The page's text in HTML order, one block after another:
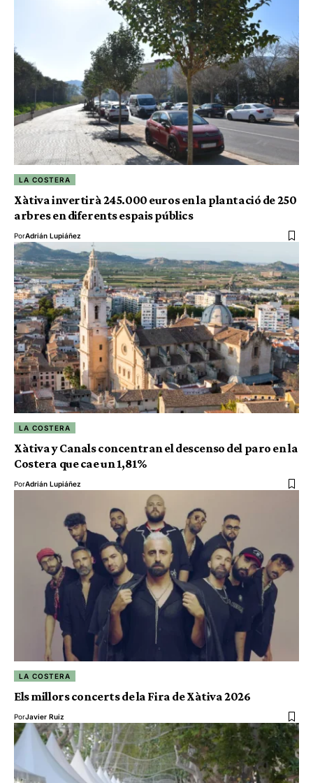
LA COSTERA
Xàtiva invertirà 245.000 euros en la plantació de 250
arbres en diferents espais públics
PorAdrián Lupiáñez
LA COSTERA
Xàtiva y Canals concentran el descenso del paro en la
Costera que cae un 1,81%
PorAdrián Lupiáñez
LA COSTERA
Els millors concerts de la Fira de Xàtiva 2026
PorJavier Ruiz